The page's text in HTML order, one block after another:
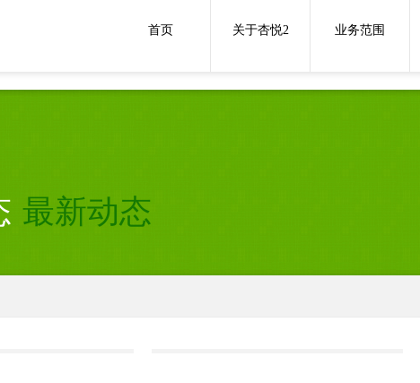
首页 关于杏悦2 业务范围
最新动态